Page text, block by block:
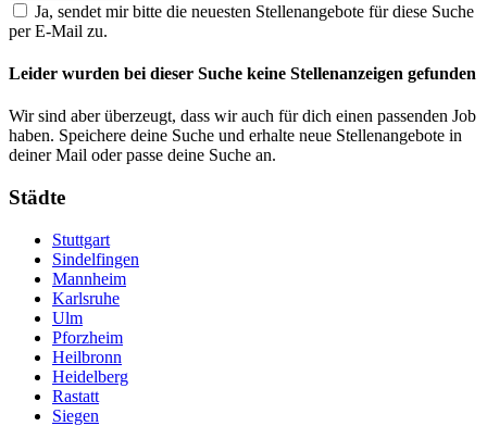
Ja, sendet mir bitte die neuesten Stellenangebote für diese Suche
per E-Mail zu.
Leider wurden bei dieser Suche keine Stellenanzeigen gefunden
Wir sind aber überzeugt, dass wir auch für dich einen passenden Job
haben. Speichere deine Suche und erhalte neue Stellenangebote in
deiner Mail oder passe deine Suche an.
Städte
Stuttgart
Sindelfingen
Mannheim
Karlsruhe
Ulm
Pforzheim
Heilbronn
Heidelberg
Rastatt
Siegen